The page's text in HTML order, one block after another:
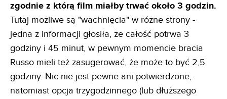
zgodnie z którą film miałby trwać około 3 godzin.
Tutaj możliwe są "wachnięcia" w różne strony -
jedna z informacji głosiła, że całość potrwa 3
godziny i 45 minut, w pewnym momencie bracia
Russo mieli też zasugerować, że może to być 2,5
godziny. Nic nie jest pewne ani potwierdzone,
natomiast opcja trzygodzinnego (lub dłuższego